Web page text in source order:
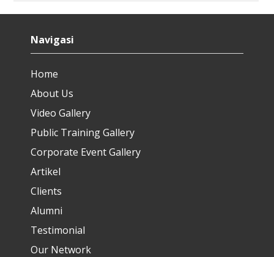
Navigasi
Home
About Us
Video Gallery
Public Training Gallery
Corporate Event Gallery
Artikel
Clients
Alumni
Testimonial
Our Network